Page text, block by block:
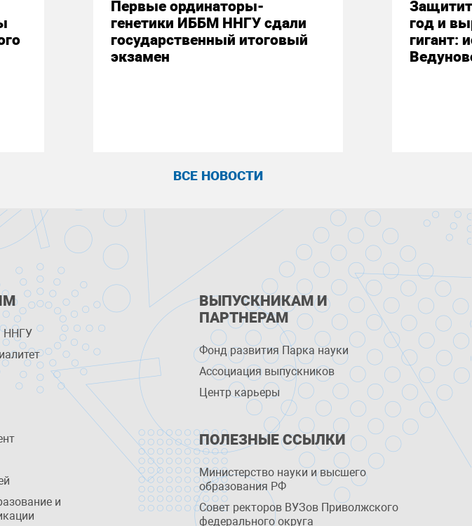
Первые ординаторы-
генетики ИББМ ННГУ сдали
государственный итоговый
экзамен
год и
гигант:
ВСЕ НОВОСТИ
ННГУ
и
ВЫПУСКНИКАМ И
ПАРТНЕРАМ
Фонд развития Парка науки
Ассоциация выпускников
Центр карьеры
ПОЛЕЗНЫЕ ССЫЛКИ
Министерство науки и высшего
образования РФ
Совет ректоров ВУЗов Приволжского
федерального округа